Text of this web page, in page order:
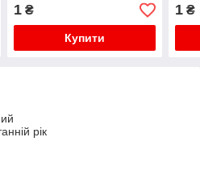
1₴
Купити
1 ₴
рік